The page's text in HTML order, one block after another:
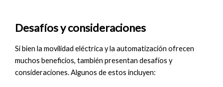
Desafíos y consideraciones
Si bien la movilidad eléctrica y la automatización ofrecen
muchos beneficios, también presentan desafíos y
consideraciones. Algunos de estos incluyen: